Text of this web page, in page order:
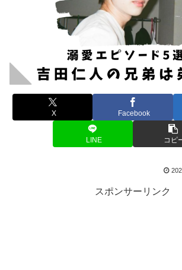
X Facebook
LINE コピ
スポンサーリンク